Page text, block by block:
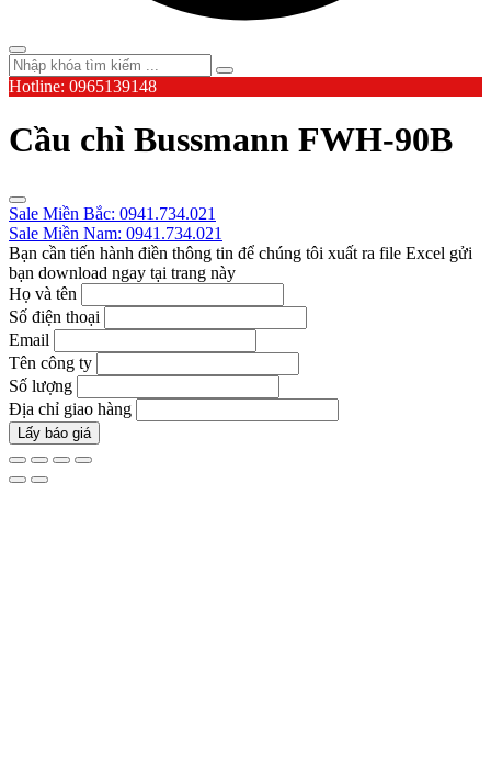
Hotline: 0965139148
Cầu chì Bussmann FWH-90B
Sale Miền Bắc: 0941.734.021
Sale Miền Nam: 0941.734.021
Bạn cần tiến hành điền thông tin để chúng tôi xuất ra file Excel gửi
bạn download ngay tại trang này
Họ và tên
Số điện thoại
Email
Tên công ty
Số lượng
Địa chỉ giao hàng